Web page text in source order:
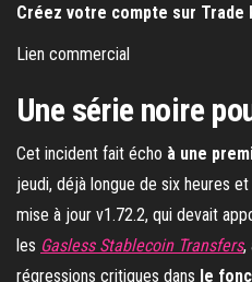
Créez votre compte sur Trade
Lien commercial
Une série noire
Cet incident fait écho à une
jeudi, déjà longue de six heures
mise à jour v1.72.2, qui devait
les Gasless Stablecoin Transfers,
régressions critiques dans le